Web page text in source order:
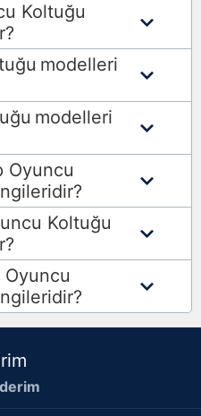
Koltuğu
modelleri
modelleri
Oyuncu
Koltuğu
Oyuncu